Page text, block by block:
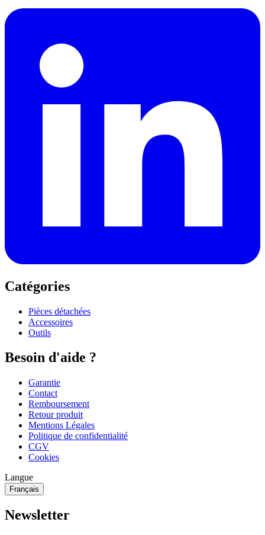
Catégories
Pièces détachées
Accessoires
Outils
Besoin d'aide ?
Garantie
Contact
Remboursement
Retour produit
Mentions Légales
Politique de confidentialité
CGV
Cookies
Langue
Français
Newsletter